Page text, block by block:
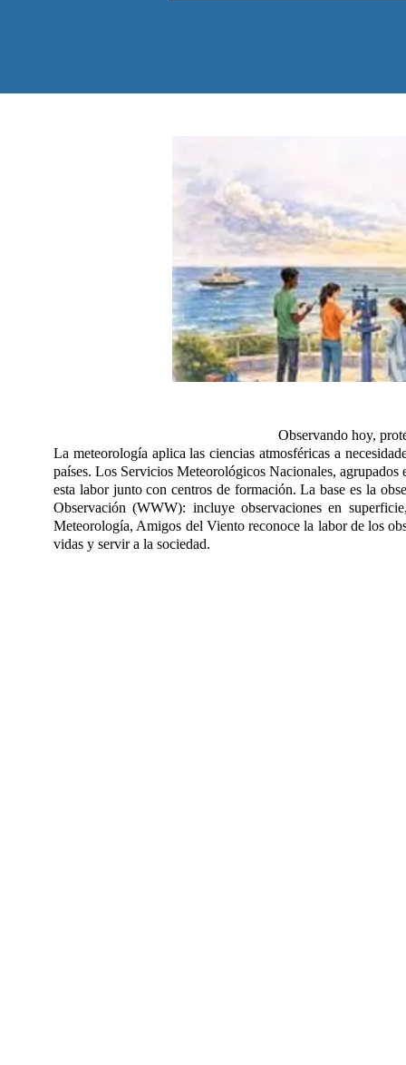
Observando hoy, protegiendo
La meteorología aplica las ciencias atmosféricas a
países. Los Servicios Meteorológicos Nacionales,
esta labor junto con centros de formación. La base es la
Observación (WWW): incluye observaciones en
Meteorología, Amigos del Viento reconoce la labor de los
vidas y servir a la sociedad.